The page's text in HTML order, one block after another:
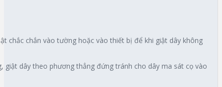
chắc chắn vào tường hoặc vào thiết bị để khi giật dây không
giật dây theo phương thẳng đứng tránh cho dây ma sát cọ vào